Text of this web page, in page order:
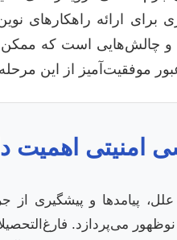
ارائه راهکارهای
و چالش‌هایی است که
موفقیت‌آمیز از این
امنیتی اهمیت
پیامدها و پیشگیری از
نوظهور می‌پردازد.